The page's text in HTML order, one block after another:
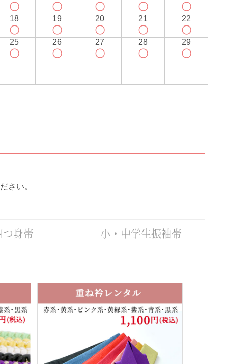
〇 〇 〇 〇 〇
18
〇
19
〇
20
〇
21
〇
22
〇
25
〇
26
〇
27
〇
28
〇
29
〇
さい。
つ身帯 小・中学生振袖帯